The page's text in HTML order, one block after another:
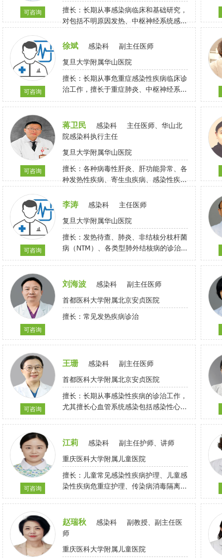
可咨询
擅长：长期从事感染病临床和基础研究，
对包括不明原因发热、中枢神经系统感染
在内的疑难危重感染有较深的研究；
可咨询
徐斌 感染科
副主任医师
复旦大学附属华山医院
擅长：长期从事危重症感染性疾病临床诊
治工作，擅长于重症肺炎、中枢神经系统
感染、脓毒症、不明原因发热、重症肝炎
等感染科常见危重疾病的救治
可咨询
蒋卫民 感染科
主任医师、华山北
院感染科执行主任
复旦大学附属华山医院
擅长：各种病毒性肝炎、肝功能异常、各
种发热性疾病、寄生虫疾病、感染性疾病
的诊断和治疗
可咨询
李涛 感染科
主任医师
复旦大学附属华山医院
擅长：发热待查、肺炎、非结核分枝杆菌
病（NTM）、各类型肺外结核病的诊治。
使用生物制剂者、儿童与青少年、胚胎移
植、移植受体、长期使用免疫抑制剂者等
结核病预防，卡介苗接种不良反应处理，
结核与其他疾病共患的诊治
可咨询
刘海波 感染科
副主任医师
首都医科大学附属北京安贞医院
擅长：常见发热疾病诊治
可咨询
王珊 感染科
副主任医师
首都医科大学附属北京安贞医院
擅长：长期从事感染性疾病的诊治工作，
尤其擅长心血管系统感染包括感染性心内
膜炎、血管移植物感染等疾病的诊治，擅
长尿路感染、肺部感染等感染性疾病的诊
治。
可咨询
江莉 感染科
副主任护师、讲师
重庆医科大学附属儿童医院
擅长：儿童常见感染性疾病护理、儿童感
染性疾病危重症护理、传染病消毒隔离、
特殊健康状态儿童疫苗接种
赵瑞秋 感染科
副教授、副主任医
师
重庆医科大学附属儿童医院